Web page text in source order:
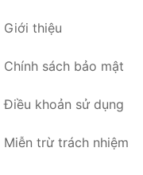
Giới thiệu
Chính sách bảo mật
Điều khoản sử dụng
Miễn trừ trách nhiệm